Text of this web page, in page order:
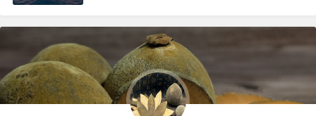
以及市旅游局的相关负责人对车友们的到来表示欢
迎，并希望他们能在赏花的过程中，好好感受化橘
红文化，以此宣传化州，推介化州…